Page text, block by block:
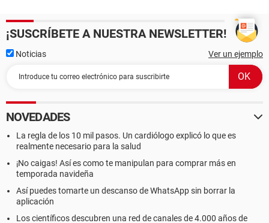
¡SUSCRÍBETE A NUESTRA NEWSLETTER!
Noticias Ver un ejemplo
NOVEDADES
La regla de los 10 mil pasos. Un cardiólogo explicó lo que es
realmente necesario para la salud
¡No caigas! Así es como te manipulan para comprar más en
temporada navideña
Así puedes tomarte un descanso de WhatsApp sin borrar la
aplicación
Los científicos descubren una red de canales de 4.000 años de